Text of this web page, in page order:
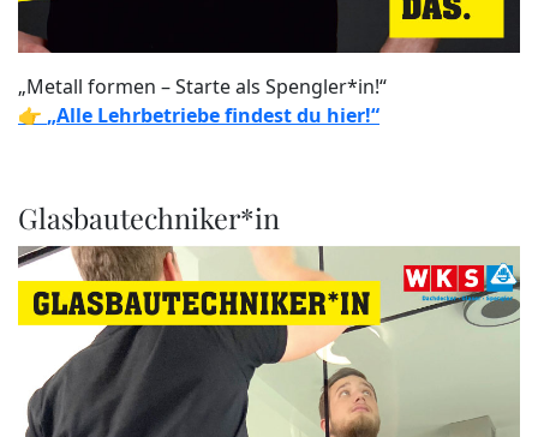
„Metall formen – Starte als Spengler*in!“
👉 „Alle Lehrbetriebe findest du hier!“
Glasbautechniker*in